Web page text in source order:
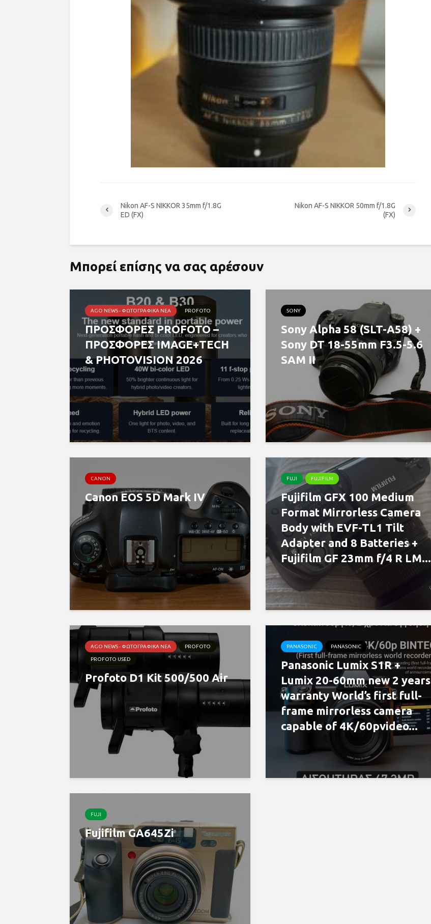
Nikon AF-S NIKKOR 35mm f/1.8G
ED (FX)
Nikon AF-S NIKKOR 50mm f/1.8G
(FX)
Μπορεί επίσης να σας αρέσουν
AGO NEWS - ΦΩΤΟΓΡΑΦΙΚΆ ΝΈΑ PROFOTO
ΠΡΟΣΦΟΡΕΣ PROFOTO –
ΠΡΟΣΦΟΡΕΣ IMAGE+TECH
& PHOTOVISION 2026
SONY
Sony Alpha 58 (SLT-A58) +
Sony DT 18-55mm F3.5-5.6
SAM II
CANON
Canon EOS 5D Mark IV
FUJI FUJIFILM
Fujifilm GFX 100 Medium
Format Mirrorless Camera
Body with EVF-TL1 Tilt
Adapter and 8 Batteries +
Fujifilm GF 23mm f/4 R LM...
AGO NEWS - ΦΩΤΟΓΡΑΦΙΚΆ ΝΈΑ PROFOTO
PROFOTO USED
Profoto D1 Kit 500/500 Air
PANASONIC PANASONIC
Panasonic Lumix S1R +
Lumix 20-60mm new 2 years
warranty World’s first full-
frame mirrorless camera
capable of 4K/60pvideo...
FUJI
Fujifilm GA645Zi